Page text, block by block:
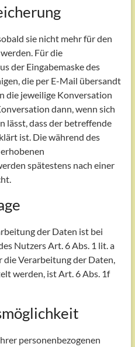
sie nicht mehr für den
Für die
der Eingabemaske des
die per E-Mail übersandt
die jeweilige Konversation
dann, wenn sich
lässt, dass der betreffende
ist. Die während des
spätestens nach einer
der Daten ist bei
Nutzers Art. 6 Abs. 1 lit. a
die Verarbeitung der Daten,
werden, ist Art. 6 Abs. 1f
personenbezogenen